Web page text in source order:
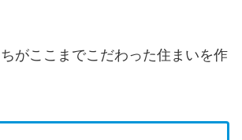
がここまでこだわった住まいを作